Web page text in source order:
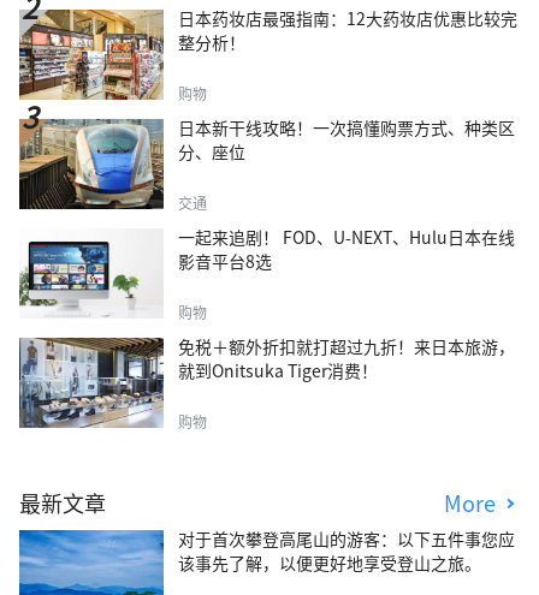
日本药妆店最强指南：12大药妆店优惠比较完
整分析！
购物
日本新干线攻略！一次搞懂购票方式、种类区
分、座位
交通
一起来追剧！ FOD、U-NEXT、Hulu日本在线
影音平台8选
购物
免税＋额外折扣就打超过九折！来日本旅游，
就到Onitsuka Tiger消费！
购物
最新文章 More
对于首次攀登高尾山的游客：以下五件事您应
该事先了解，以便更好地享受登山之旅。